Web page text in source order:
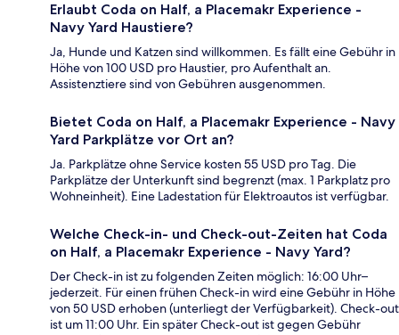
Erlaubt Coda on Half, a Placemakr Experience -
Navy Yard Haustiere?
Ja, Hunde und Katzen sind willkommen. Es fällt eine Gebühr in
Höhe von 100 USD pro Haustier, pro Aufenthalt an.
Assistenztiere sind von Gebühren ausgenommen.
Bietet Coda on Half, a Placemakr Experience - Navy
Yard Parkplätze vor Ort an?
Ja. Parkplätze ohne Service kosten 55 USD pro Tag. Die
Parkplätze der Unterkunft sind begrenzt (max. 1 Parkplatz pro
Wohneinheit). Eine Ladestation für Elektroautos ist verfügbar.
Welche Check-in- und Check-out-Zeiten hat Coda
on Half, a Placemakr Experience - Navy Yard?
Der Check-in ist zu folgenden Zeiten möglich: 16:00 Uhr–
jederzeit. Für einen frühen Check-in wird eine Gebühr in Höhe
von 50 USD erhoben (unterliegt der Verfügbarkeit). Check-out
ist um 11:00 Uhr. Ein später Check-out ist gegen Gebühr